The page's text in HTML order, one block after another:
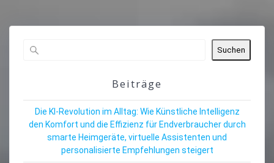
Suchen
Beiträge
Die KI-Revolution im Alltag: Wie Künstliche Intelligenz
den Komfort und die Effizienz für Endverbraucher durch
smarte Heimgeräte, virtuelle Assistenten und
personalisierte Empfehlungen steigert